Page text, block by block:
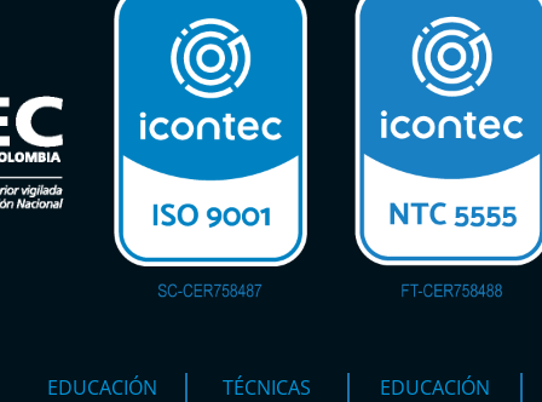
EDUCACIÓN TÉCNICAS EDUCACIÓN